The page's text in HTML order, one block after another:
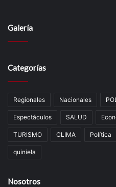
Galería
Categorías
Regionales Nacionales
Espectáculos SALUD
TURISMO CLIMA Política
quiniela
Nosotros